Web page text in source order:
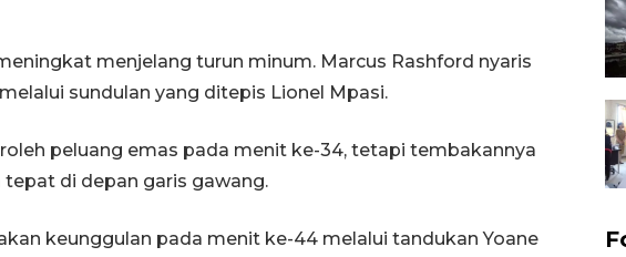
menjelang turun minum. Marcus Rashford nyaris
sundulan yang ditepis Lionel Mpasi.
peluang emas pada menit ke-34, tetapi tembakannya
di depan garis gawang.
keunggulan pada menit ke-44 melalui tandukan Yoane